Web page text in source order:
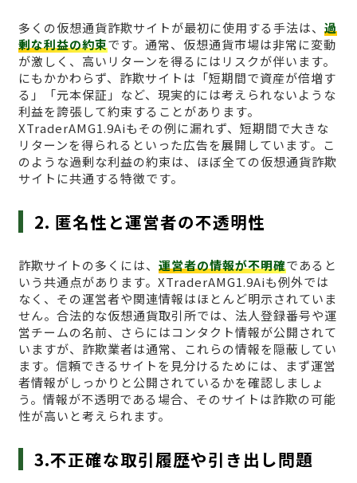
多くの仮想通貨詐欺サイトが最初に使用する手法は、 過
剰な利益の約束です。通常、仮想通貨市場は非常に変動
が激しく、高いリターンを得るにはリスクが伴います。
にもかかわらず、詐欺サイトは「短期間で資産が倍増す
る」「元本保証」など、現実的には考えられないような
利益を誇張して約束することがあります。
XTraderAMG1.9Aiもその例に漏れず、短期間で大きな
リターンを得られるといった広告を展開しています。こ
のような過剰な利益の約束は、ほぼ全ての仮想通貨詐欺
サイトに共通する特徴です。
2. 匿名性と運営者の不透明性
詐欺サイトの多くには、 運営者の情報が不明確であると
いう共通点があります。XTraderAMG1.9Aiも例外では
なく、その運営者や関連情報はほとんど明示されていま
せん。合法的な仮想通貨取引所では、法人登録番号や運
営チームの名前、さらにはコンタクト情報が公開されて
いますが、詐欺業者は通常、これらの情報を隠蔽してい
ます。信頼できるサイトを見分けるためには、まず運営
者情報がしっかりと公開されているかを確認しましょ
う。情報が不透明である場合、そのサイトは詐欺の可能
性が高いと考えられます。
3.不正確な取引履歴や引き出し問題